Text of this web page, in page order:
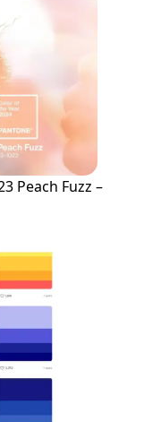
Peach Fuzz –